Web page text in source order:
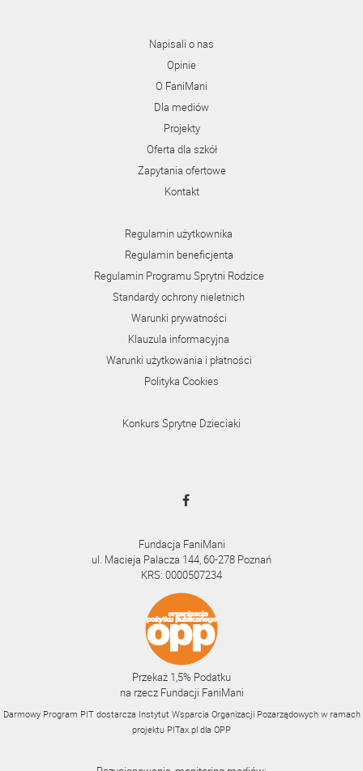
Napisali o nas
Opinie
O FaniMani
Dla mediów
Projekty
Oferta dla szkół
Zapytania ofertowe
Kontakt
Regulamin użytkownika
Regulamin beneficjenta
Regulamin Programu Sprytni Rodzice
Standardy ochrony nieletnich
Warunki prywatności
Klauzula informacyjna
Warunki użytkowania i płatności
Polityka Cookies
Konkurs Sprytne Dzieciaki
Fundacja FaniMani
ul. Macieja Palacza 144, 60-278 Poznań
KRS: 0000507234
Przekaż 1,5% Podatku
na rzecz Fundacji FaniMani
Darmowy Program PIT dostarcza Instytut Wsparcia Organizacji Pozarządowych w ramach
projektu PITax.pl dla OPP